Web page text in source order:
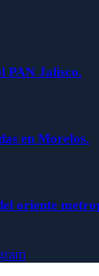
PAN Jalisco.
en Morelos.
oriente